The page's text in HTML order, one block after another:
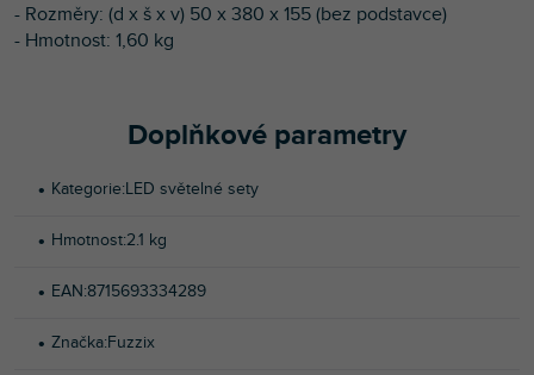
- Rozměry: (d x š x v) 50 x 380 x 155 (bez podstavce)
- Hmotnost: 1,60 kg
Doplňkové parametry
Kategorie:LED světelné sety
Hmotnost:2.1 kg
EAN:8715693334289
Značka:Fuzzix